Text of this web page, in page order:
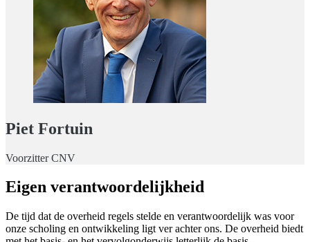
Piet Fortuin
Voorzitter CNV
Eigen verantwoordelijkheid
De tijd dat de overheid regels stelde en verantwoordelijk was voor
onze scholing en ontwikkeling ligt ver achter ons. De overheid biedt